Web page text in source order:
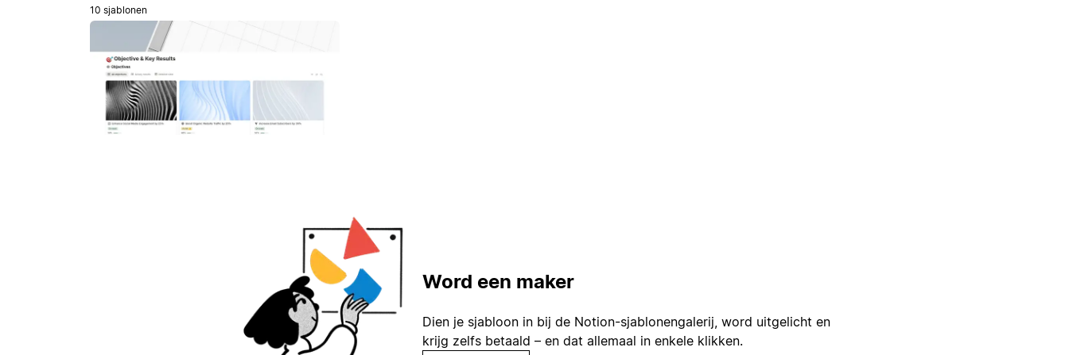
10 sjablonen
Word een maker
Dien je sjabloon in bij de Notion-sjablonengalerij, word uitgelicht en
krijg zelfs betaald – en dat allemaal in enkele klikken.